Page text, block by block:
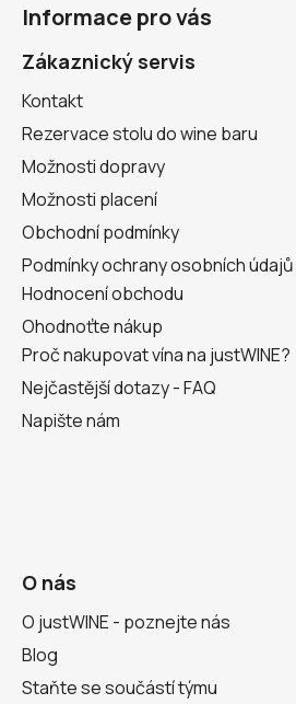
Informace pro vás
Zákaznický servis
Kontakt
Rezervace stolu do wine baru
Možnosti dopravy
Možnosti placení
Obchodní podmínky
Podmínky ochrany osobních údajů
Hodnocení obchodu
Ohodnoťte nákup
Proč nakupovat vína na justWINE?
Nejčastější dotazy - FAQ
Napište nám
O nás
O justWINE - poznejte nás
Blog
Staňte se součástí týmu